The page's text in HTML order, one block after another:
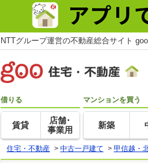
NTTグループ運営の不動産総合サイト
借りる
賃貸
店舗･
事業用
マンションを買う
新築
住宅・不動産 > 中古一戸建て > 甲信越・